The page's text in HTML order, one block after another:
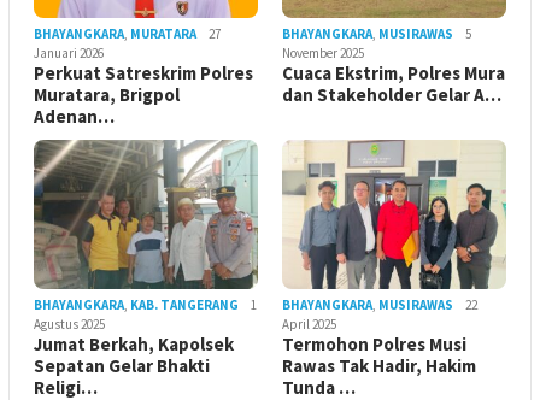
BHAYANGKARA, MURATARA
27
Januari 2026
Perkuat Satreskrim Polres
Muratara, Brigpol
Adenan…
BHAYANGKARA, MUSIRAWAS
5
November 2025
Cuaca Ekstrim, Polres Mura
dan Stakeholder Gelar A…
BHAYANGKARA, KAB. TANGERANG
1
Agustus 2025
Jumat Berkah, Kapolsek
Sepatan Gelar Bhakti
Religi…
BHAYANGKARA, MUSIRAWAS
22
April 2025
Termohon Polres Musi
Rawas Tak Hadir, Hakim
Tunda …